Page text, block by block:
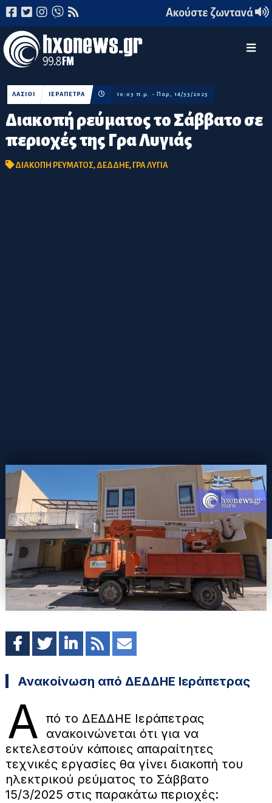
Ακούστε ζωντανά
Διακοπή ρεύματος το Σάββατο σε
περιοχές της Γρα Λυγιάς
ΛΑΣΙΘΙ ΙΕΡΑΠΕΤΡΑ 10:03 π.μ. - Παρ, 14/33/2025
ΔΙΑΚΟΠΗ ΡΕΥΜΑΤΟΣ, ΔΕΔΔΗΕ, ΓΡΑ ΛΥΓΙΑ
Ανακοίνωση από ΔΕΔΔΗΕ Ιεράπετρας
Α πό το ΔΕΔΔΗΕ Ιεράπετρας
ανακοινώνεται ότι για να
εκτελεστούν κάποιες απαραίτητες
τεχνικές εργασίες θα γίνει διακοπή του
ηλεκτρικού ρεύματος το Σάββατο
15/3/2025 στις παρακάτω περιοχές: